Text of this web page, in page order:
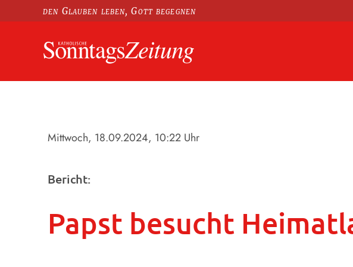
den Glauben leben, Gott begegnen
Mittwoch, 18.09.2024, 10:22 Uhr
Bericht:
Papst besucht